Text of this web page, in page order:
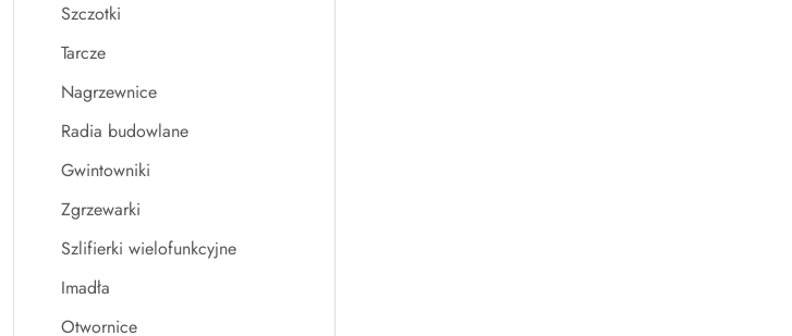
Szczotki
Tarcze
Nagrzewnice
Radia budowlane
Gwintowniki
Zgrzewarki
Szlifierki wielofunkcyjne
Imadła
Otwornice